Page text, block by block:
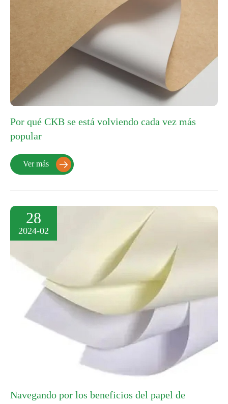
Por qué CKB se está volviendo cada vez más
popular
Ver más 
28
2024-02
Navegando por los beneficios del papel de